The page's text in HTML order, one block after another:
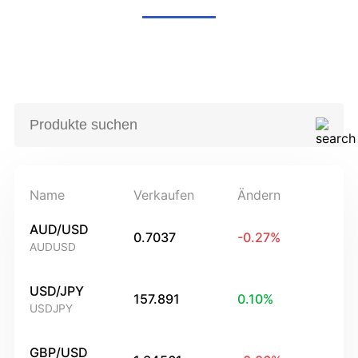
Name Verkaufen Ändern
AUD/USD
AUDUSD
0.7037 -0.27%
USD/JPY
USDJPY
157.891 0.10%
GBP/USD